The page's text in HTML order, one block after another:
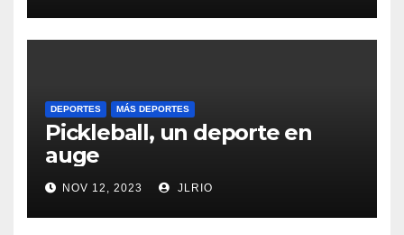
DEPORTES MÁS DEPORTES
Pickleball, un deporte en
auge
NOV 12, 2023 JLRIO